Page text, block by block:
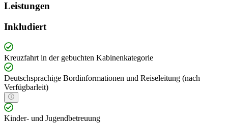
Leistungen
Inkludiert
Kreuzfahrt in der gebuchten Kabinenkategorie
Deutschsprachige Bordinformationen und Reiseleitung (nach
Verfügbarleit)
Kinder- und Jugendbetreuung